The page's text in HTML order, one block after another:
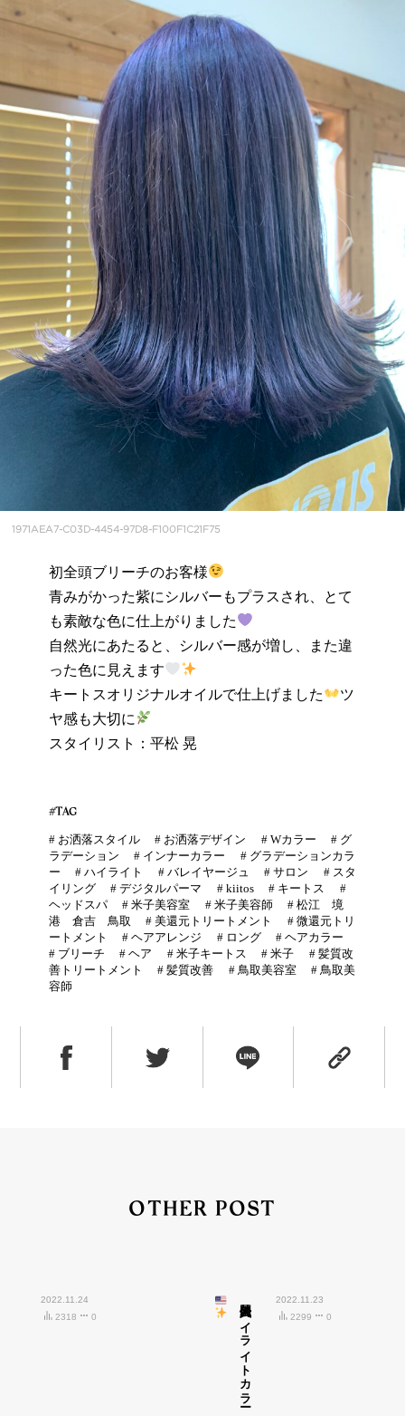
1971AEA7-C03D-4454-97D8-F100F1C21F75
初全頭ブリーチのお客様
青みがかった紫にシルバーもプラスされ、とて
も素敵な色に仕上がりました
自然光にあたると、シルバー感が増し、また違
った色に見えます
キートスオリジナルオイルで仕上げました
ツ
ヤ感も大切に
スタイリスト：平松 晃
#TAG
# お洒落スタイル # お洒落デザイン # Wカラー # グ
ラデーション
# インナーカラー # グラデーションカラ
ー
#ハイライト # バレイヤージュ #サロン # スタ
イリング
#デジタルパーマ # kiitos # キートス
#
ヘッドスパ
#米子美容室 # 米子美容師 #松江 境
港 倉吉 鳥取
#美還元トリートメント # 微還元トリ
ートメント
#ヘアアレンジ # ロング #ヘアカラー
# ブリーチ #ヘア # 米子キートス #米子 # 髪質改
善トリートメント
#髪質改善 # 鳥取美容室 # 鳥取美
容師
OTHER POST
2022.11.24
2318
0 外国人風ハイライトカラー
2022.11.23
2299
0